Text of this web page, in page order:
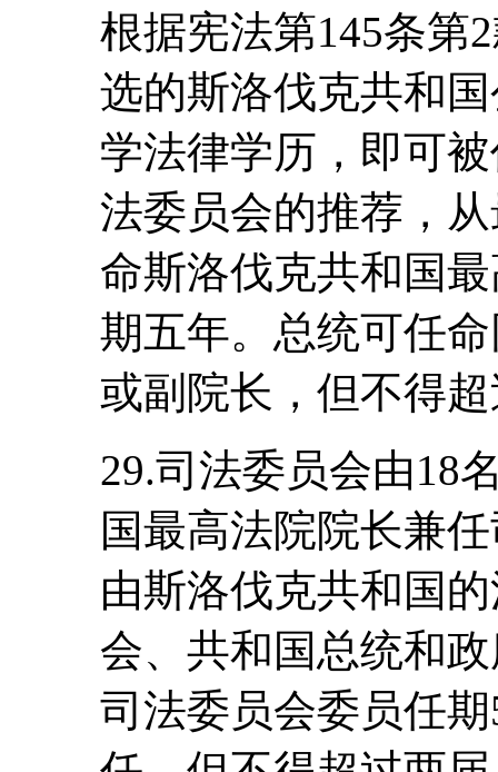
根据宪法第145条第
选的斯洛伐克共和
学法律学历，即可
法委员会的推荐，
命斯洛伐克共和国
期五年。总统可任
或副院长，但不得
29.司法委员会由18
国最高法院院长兼
由斯洛伐克共和国
会、共和国总统和
司法委员会委员任